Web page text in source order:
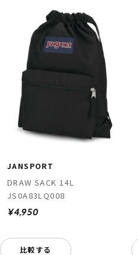
JANSPORT
DRAW SACK 14L
JS0A83LQ008
¥4,950
比較する